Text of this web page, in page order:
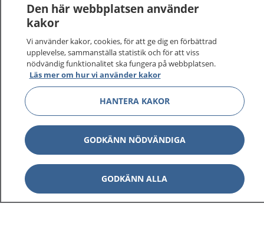
vårdärenden. Ring telefonnummer 1177 för
sjukvårdsrådgivning dygnet runt.
1177 ger dig råd när du vill må bättre.
1177 på flera språk Visa
Om 1177 Visa
Kontakt Visa
Den här webbplatsen använder
kakor
Vi använder kakor, cookies, för att ge dig en förbättrad
upplevelse, sammanställa statistik och för att viss
nödvändig funktionalitet ska fungera på webbplatsen.
Läs mer om hur vi använder kakor
HANTERA KAKOR
GODKÄNN NÖDVÄNDIGA
GODKÄNN ALLA